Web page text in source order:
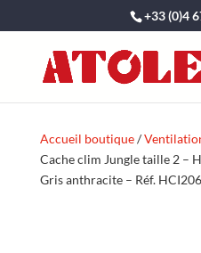
+33 (0)4
Accueil boutique/
Cache clim Jungle taille 2 –
Gris anthracite – Réf.